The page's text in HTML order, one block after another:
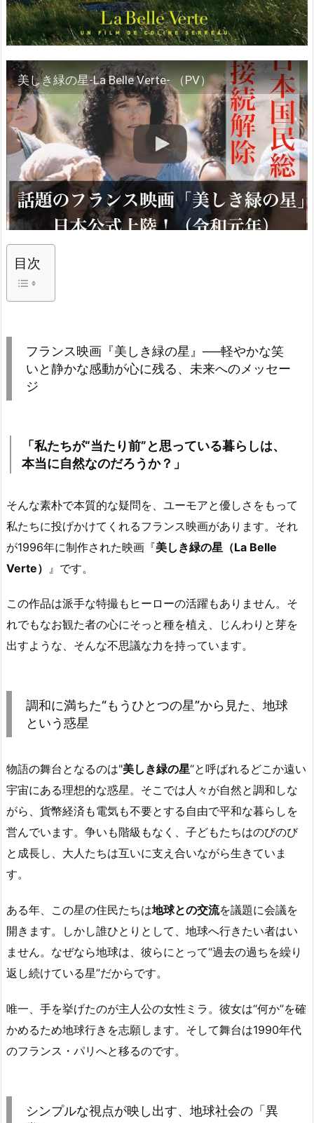
美しき緑の星-La Belle Verte- （PV）
目次
フランス映画『美しき緑の星』──軽やかな笑
いと静かな感動が心に残る、未来へのメッセー
ジ
「私たちが“当たり前”と思っている暮らしは、
本当に自然なのだろうか？」
そんな素朴で本質的な疑問を、ユーモアと優しさをもって
私たちに投げかけてくれるフランス映画があります。それ
が1996年に制作された映画『美しき緑の星（La Belle
Verte）
』です。
この作品は派手な特撮もヒーローの活躍もありません。そ
れでもなお観た者の心にそっと種を植え、じんわりと芽を
出すような、そんな不思議な力を持っています。
調和に満ちた“もうひとつの星”から見た、地球
という惑星
物語の舞台となるのは"美しき緑の星“と呼ばれるどこか遠い
宇宙にある理想的な惑星。そこでは人々が自然と調和しな
がら、貨幣経済も電気も不要とする自由で平和な暮らしを
営んでいます。争いも階級もなく、子どもたちはのびのび
と成長し、大人たちは互いに支え合いながら生きていま
す。
ある年、この星の住民たちは地球との交流を議題に会議を
開きます。しかし誰ひとりとして、地球へ行きたい者はい
ません。なぜなら地球は、彼らにとって“過去の過ちを繰り
返し続けている星”だからです。
唯一、手を挙げたのが主人公の女性ミラ。彼女は“何か”を確
かめるため地球行きを志願します。そして舞台は1990年代
のフランス・パリへと移るのです。
シンプルな視点が映し出す、地球社会の「異